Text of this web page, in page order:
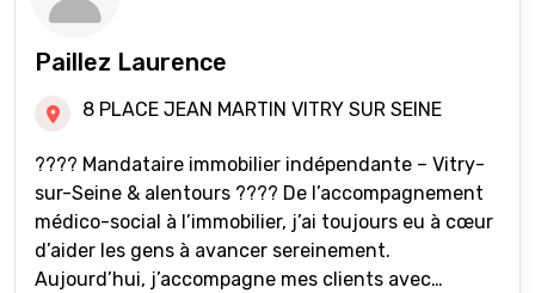
Paillez Laurence
8 PLACE JEAN MARTIN VITRY SUR SEINE
???? Mandataire immobilier indépendante – Vitry-
sur-Seine & alentours ???? De l’accompagnement
médico-social à l’immobilier, j’ai toujours eu à cœur
d’aider les gens à avancer sereinement.
Aujourd’hui, j’accompagne mes clients avec